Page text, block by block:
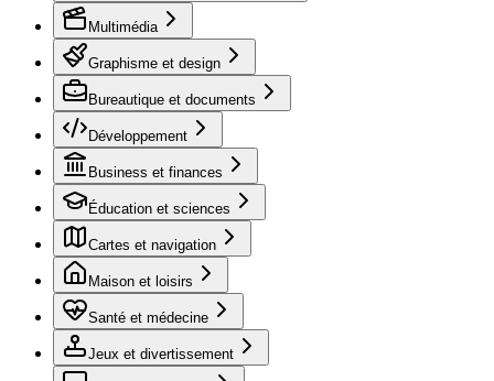
Multimédia
Graphisme et design
Bureautique et documents
Développement
Business et finances
Éducation et sciences
Cartes et navigation
Maison et loisirs
Santé et médecine
Jeux et divertissement